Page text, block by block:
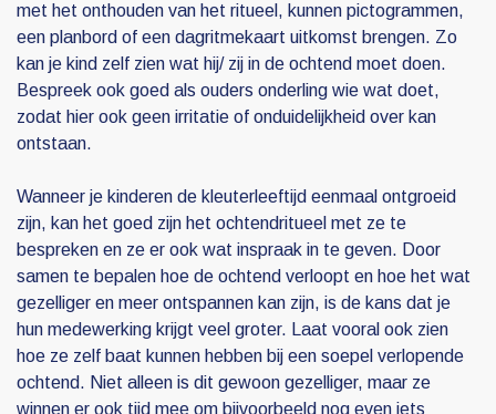
met het onthouden van het ritueel, kunnen pictogrammen,
een planbord of een dagritmekaart uitkomst brengen. Zo
kan je kind zelf zien wat hij/ zij in de ochtend moet doen.
Bespreek ook goed als ouders onderling wie wat doet,
zodat hier ook geen irritatie of onduidelijkheid over kan
ontstaan.
Wanneer je kinderen de kleuterleeftijd eenmaal ontgroeid
zijn, kan het goed zijn het ochtendritueel met ze te
bespreken en ze er ook wat inspraak in te geven. Door
samen te bepalen hoe de ochtend verloopt en hoe het wat
gezelliger en meer ontspannen kan zijn, is de kans dat je
hun medewerking krijgt veel groter. Laat vooral ook zien
hoe ze zelf baat kunnen hebben bij een soepel verlopende
ochtend. Niet alleen is dit gewoon gezelliger, maar ze
winnen er ook tijd mee om bijvoorbeeld nog even iets